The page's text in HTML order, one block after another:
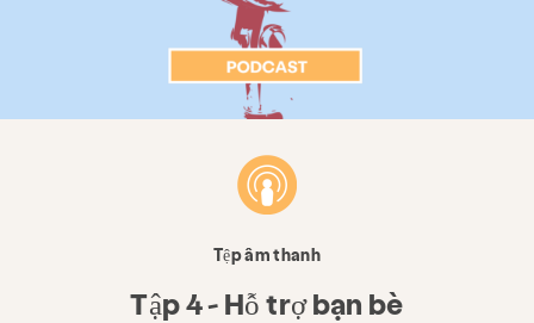
Tệp âm thanh
Tập 4 - Hỗ trợ bạn bè